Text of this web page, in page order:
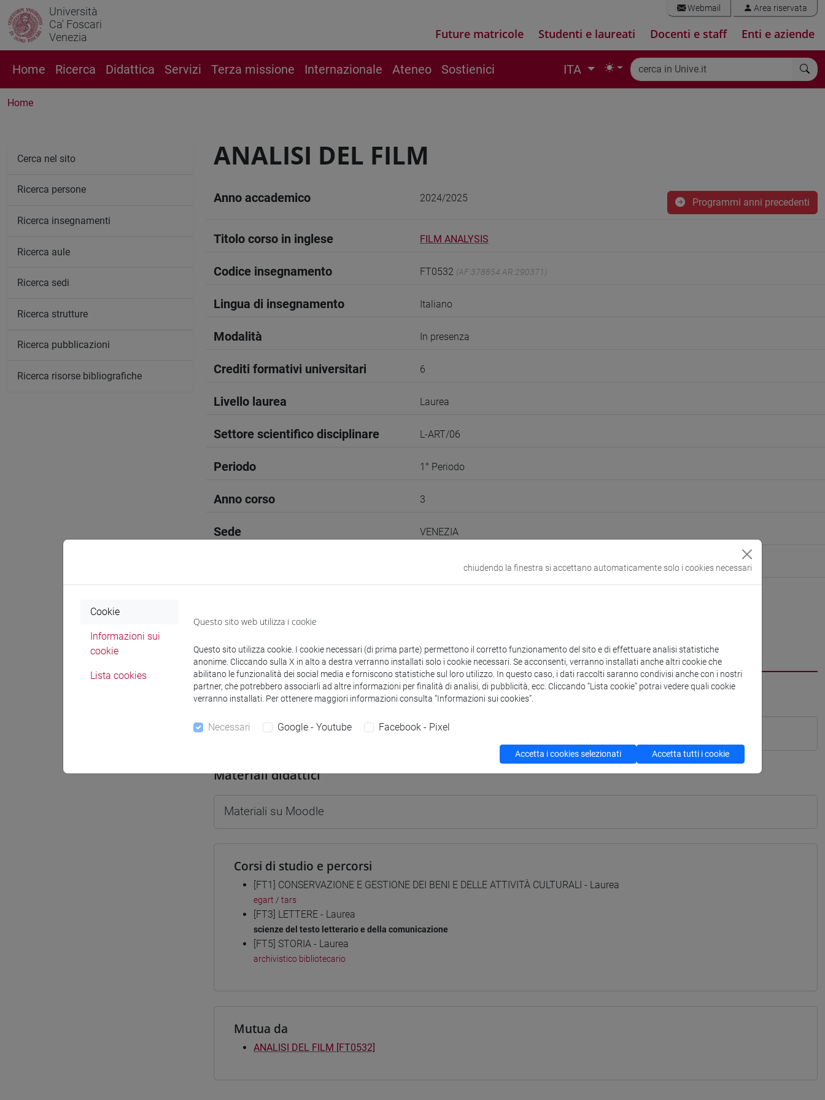
Università
Ca' Foscari
Venezia
Webmail Area riservata
Future matricole Studenti e laureati Docenti e staff Enti e aziende
Home Ricerca Didattica Servizi Terza missione Internazionale Ateneo Sostienici ITA
Home
ANALISI DEL FILM
Anno accademico 2024/2025 Programmi anni precedenti
Titolo corso in inglese FILM ANALYSIS
Codice insegnamento FT0532 (AF:378854 AR:290371)
Lingua di insegnamento Italiano
Modalità In presenza
Crediti formativi universitari 6
Livello laurea Laurea
Settore scientifico disciplinare L-ART/06
Periodo 1° Periodo
Anno corso 3
Sede VENEZIA
Link allo spazio del corso
Docenti e corsi di laurea Programma
Docenti
DALLA GASSA Marco- 30h Lezione
Materiali didattici
Materiali su Moodle
Corsi di studio e percorsi
[FT1] CONSERVAZIONE E GESTIONE DEI BENI E DELLE ATTIVITÀ CULTURALI - Laurea
egart / tars
[FT3] LETTERE - Laurea
scienze del testo letterario e della comunicazione
[FT5] STORIA - Laurea
archivistico bibliotecario
Mutua da
ANALISI DEL FILM [FT0532]
Cerca nel sito
Ricerca persone
Ricerca insegnamenti
Ricerca aule
Ricerca sedi
Ricerca strutture
Ricerca pubblicazioni
Ricerca risorse bibliografiche
chiudendo la finestra si accettano automaticamente solo i cookies necessari
Cookie
Informazioni sui
cookie
Lista cookies
Questo sito web utilizza i cookie
Questo sito utilizza cookie. I cookie necessari (di prima parte) permettono il corretto funzionamento del sito e di effettuare analisi statistiche
anonime. Cliccando sulla X in alto a destra verranno installati solo i cookie necessari. Se acconsenti, verranno installati anche altri cookie che
abilitano le funzionalità dei social media e forniscono statistiche sul loro utilizzo. In questo caso, i dati raccolti saranno condivisi anche con i nostri
partner, che potrebbero associarli ad altre informazioni per finalità di analisi, di pubblicità, ecc. Cliccando “Lista cookie” potrai vedere quali cookie
verranno installati. Per ottenere maggiori informazioni consulta “Informazioni sui cookies”.
Necessari Google - Youtube Facebook - Pixel
Accetta i cookies selezionati Accetta tutti i cookie